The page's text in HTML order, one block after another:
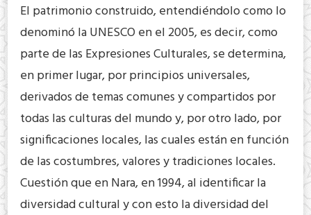
El patrimonio construido, entendiéndolo como lo
denominó la UNESCO en el 2005, es decir, como
parte de las Expresiones Culturales, se determina,
en primer lugar, por principios universales,
derivados de temas comunes y compartidos por
todas las culturas del mundo y, por otro lado, por
significaciones locales, las cuales están en función
de las costumbres, valores y tradiciones locales.
Cuestión que en Nara, en 1994, al identificar la
diversidad cultural y con esto la diversidad del